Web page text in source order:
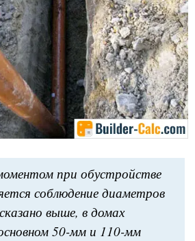
при обустройстве
соблюдение диаметров
выше, в домах
50-мм и 110-мм